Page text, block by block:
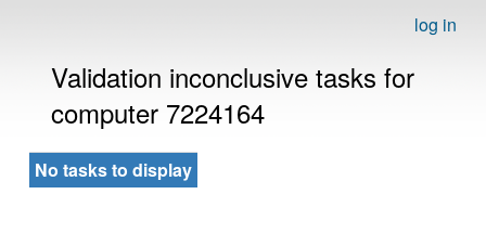
log in
Validation inconclusive tasks for
computer 7224164
No tasks to display